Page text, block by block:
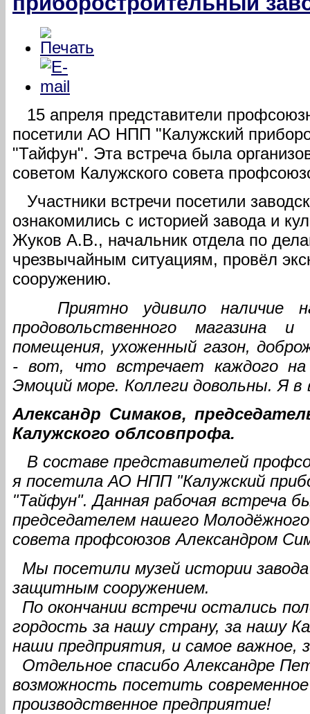
15 апреля представители
посетили АО НПП "Калужский
"Тайфун". Эта встреча была
советом Калужского совета
Участники встречи посетили
ознакомились с историей завода и
Жуков А.В., начальник отдела по
чрезвычайным ситуациям, провёл
сооружению.
Приятно удивило наличие
продовольственного магазина
помещения, ухоженный газон,
- вот, что встречает каждого на
Эмоций море. Коллеги довольны. Я в
Александр Симаков,
Калужского облсовпрофа.
В составе представителей
я посетила АО НПП "Калужский
"Тайфун". Данная рабочая встреча
председателем нашего
совета профсоюзов Александром
Мы посетили музей истории
защитным сооружением.
По окончании встречи остались
гордость за нашу страну, за нашу
наши предприятия, и самое важное,
Отдельное спасибо Александре
возможность посетить современное
производственное предприятие!